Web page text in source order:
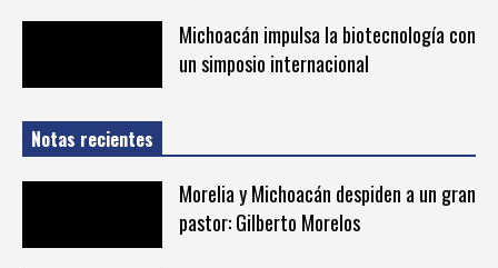
Michoacán impulsa la biotecnología con
un simposio internacional
Notas recientes
Morelia y Michoacán despiden a un gran
pastor: Gilberto Morelos